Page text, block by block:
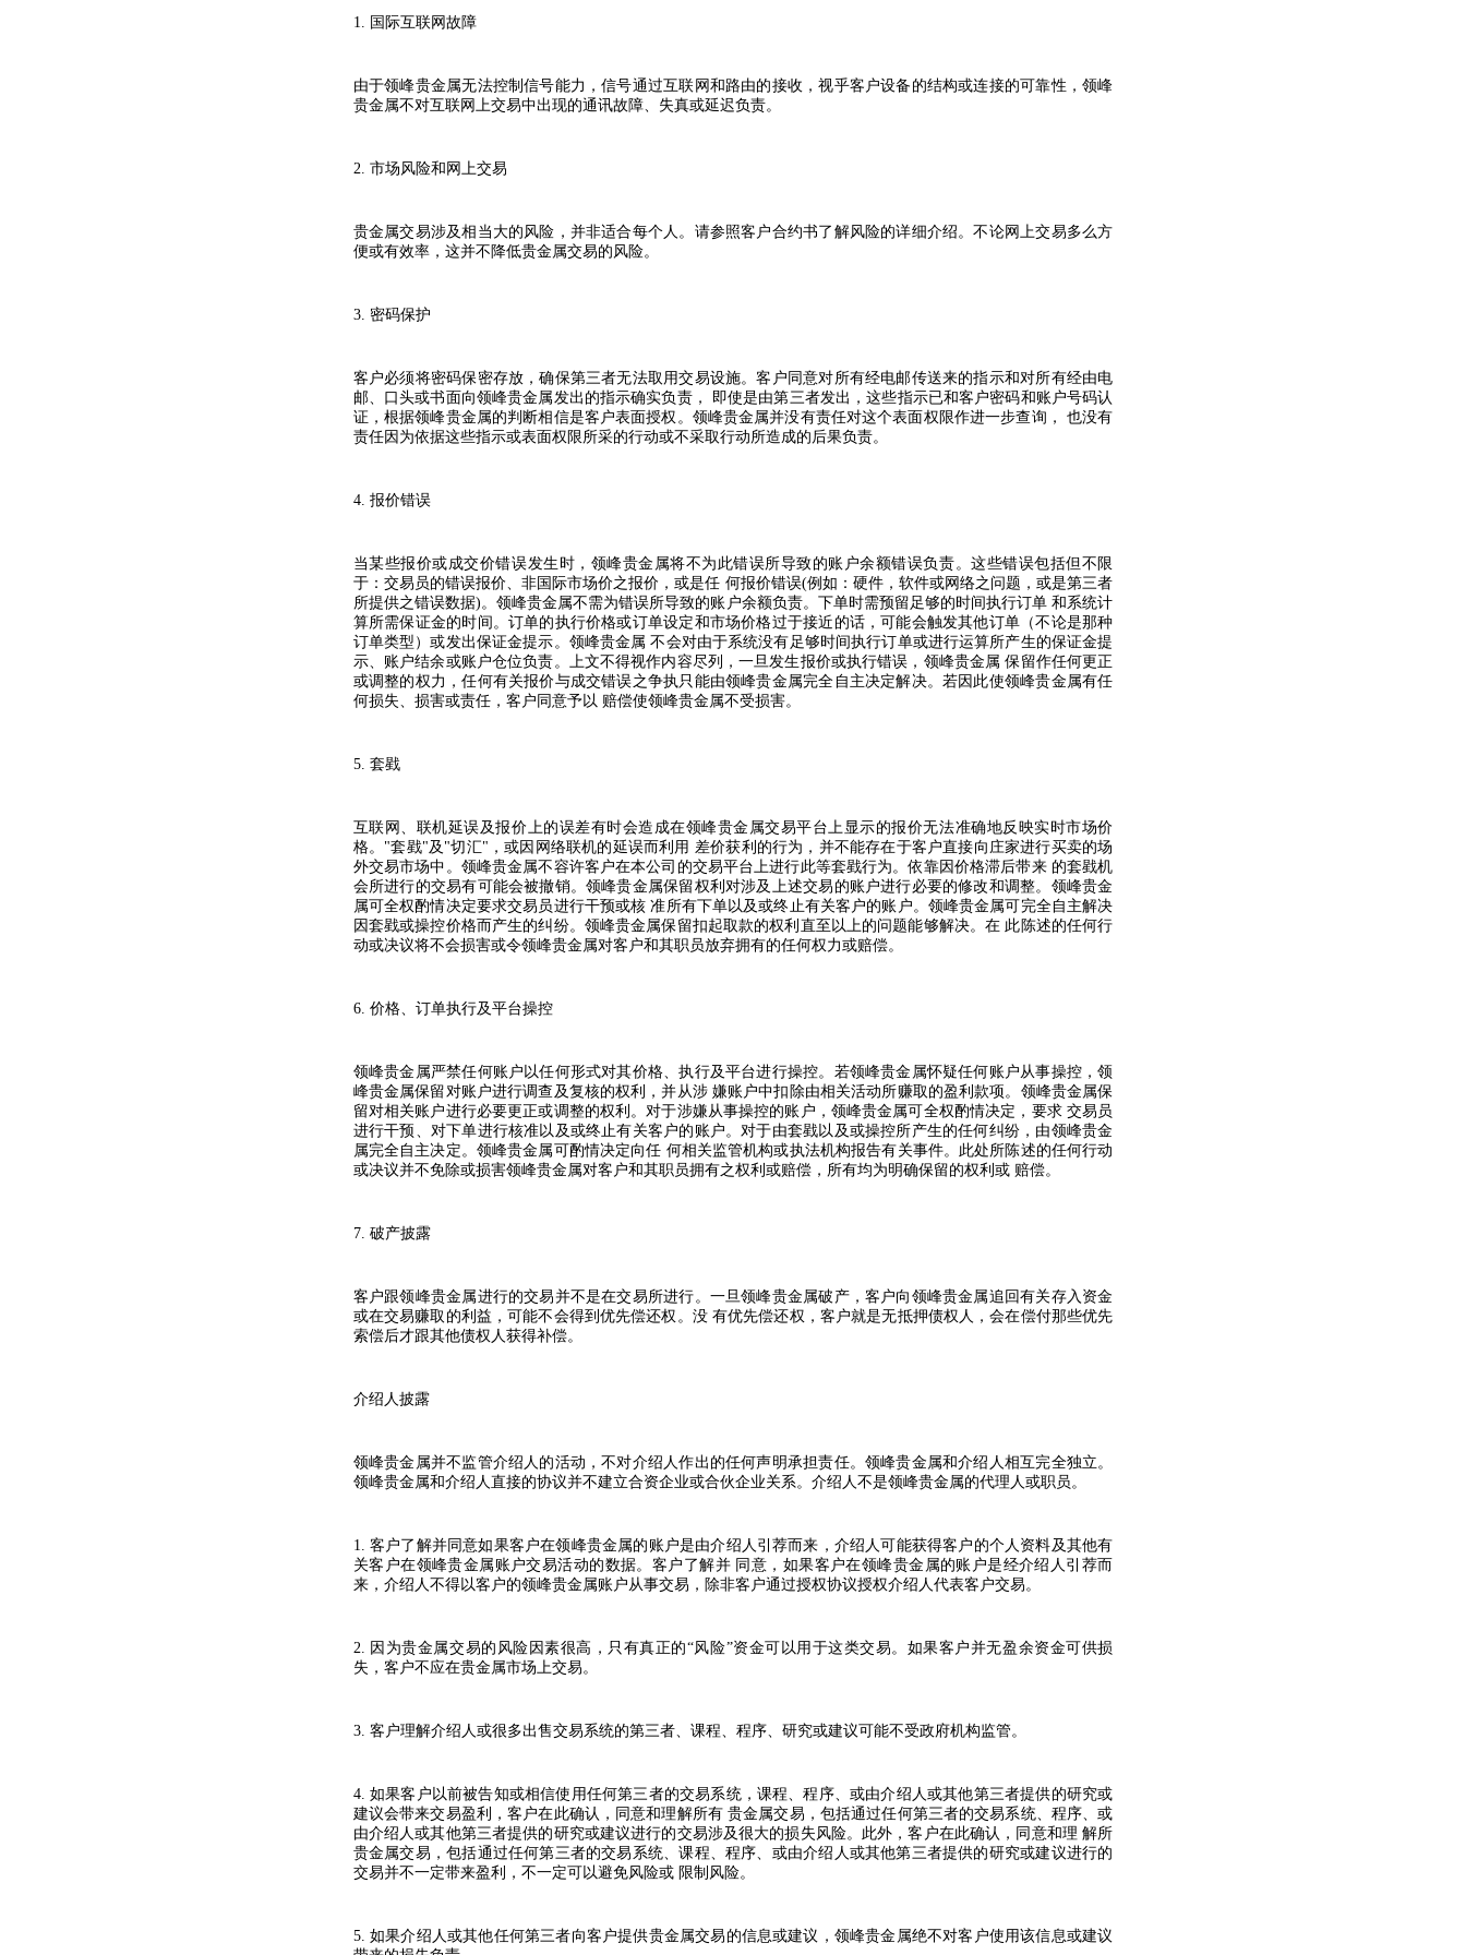
1. 国际互联网故障
由于领峰贵金属无法控制信号能力，信号通过互联网和路由的接收，视乎客户设备的结构或连接的可靠性，领峰
贵金属不对互联网上交易中出现的通讯故障、失真或延迟负责。
2. 市场风险和网上交易
贵金属交易涉及相当大的风险，并非适合每个人。请参照客户合约书了解风险的详细介绍。不论网上交易多么方
便或有效率，这并不降低贵金属交易的风险。
3. 密码保护
客户必须将密码保密存放，确保第三者无法取用交易设施。客户同意对所有经电邮传送来的指示和对所有经由电
邮、口头或书面向领峰贵金属发出的指示确实负责，
即使是由第三者发出，这些指示已和客户密码和账户号码认
证，根据领峰贵金属的判断相信是客户表面授权。领峰贵金属并没有责任对这个表面权限作进一步查询，
也没有
责任因为依据这些指示或表面权限所采的行动或不采取行动所造成的后果负责。
4. 报价错误
当某些报价或成交价错误发生时，领峰贵金属将不为此错误所导致的账户余额错误负责。这些错误包括但不限
于：交易员的错误报价、非国际市场价之报价，或是任 何报价错误(例如：硬件，软件或网络之问题，或是第三者
所提供之错误数据)。领峰贵金属不需为错误所导致的账户余额负责。下单时需预留足够的时间执行订单 和系统计
算所需保证金的时间。订单的执行价格或订单设定和市场价格过于接近的话，可能会触发其他订单（不论是那种
订单类型）或发出保证金提示。领峰贵金属 不会对由于系统没有足够时间执行订单或进行运算所产生的保证金提
示、账户结余或账户仓位负责。上文不得视作内容尽列，一旦发生报价或执行错误，领峰贵金属 保留作任何更正
或调整的权力，任何有关报价与成交错误之争执只能由领峰贵金属完全自主决定解决。若因此使领峰贵金属有任
何损失、损害或责任，客户同意予以 赔偿使领峰贵金属不受损害。
5. 套戥
互联网、联机延误及报价上的误差有时会造成在领峰贵金属交易平台上显示的报价无法准确地反映实时市场价
格。 "套戥"及 "切汇" ，或因网络联机的延误而利用 差价获利的行为，并不能存在于客户直接向庄家进行买卖的场
外交易市场中。领峰贵金属不容许客户在本公司的交易平台上进行此等套戥行为。依靠因价格滞后带来 的套戥机
会所进行的交易有可能会被撤销。领峰贵金属保留权利对涉及上述交易的账户进行必要的修改和调整。领峰贵金
属可全权酌情决定要求交易员进行干预或核 准所有下单以及或终止有关客户的账户。领峰贵金属可完全自主解决
因套戥或操控价格而产生的纠纷。领峰贵金属保留扣起取款的权利直至以上的问题能够解决。在 此陈述的任何行
动或决议将不会损害或令领峰贵金属对客户和其职员放弃拥有的任何权力或赔偿。
6. 价格、订单执行及平台操控
领峰贵金属严禁任何账户以任何形式对其价格、执行及平台进行操控。若领峰贵金属怀疑任何账户从事操控，领
峰贵金属保留对账户进行调查及复核的权利，并从涉 嫌账户中扣除由相关活动所赚取的盈利款项。领峰贵金属保
留对相关账户进行必要更正或调整的权利。对于涉嫌从事操控的账户，领峰贵金属可全权酌情决定，要求 交易员
进行干预、对下单进行核准以及或终止有关客户的账户。对于由套戥以及或操控所产生的任何纠纷，由领峰贵金
属完全自主决定。领峰贵金属可酌情决定向任 何相关监管机构或执法机构报告有关事件。此处所陈述的任何行动
或决议并不免除或损害领峰贵金属对客户和其职员拥有之权利或赔偿，所有均为明确保留的权利或 赔偿。
7. 破产披露
客户跟领峰贵金属进行的交易并不是在交易所进行。一旦领峰贵金属破产，客户向领峰贵金属追回有关存入资金
或在交易赚取的利益，可能不会得到优先偿还权。没 有优先偿还权，客户就是无抵押债权人，会在偿付那些优先
索偿后才跟其他债权人获得补偿。
介绍人披露
领峰贵金属并不监管介绍人的活动，不对介绍人作出的任何声明承担责任。领峰贵金属和介绍人相互完全独立。
领峰贵金属和介绍人直接的协议并不建立合资企业或合伙企业关系。介绍人不是领峰贵金属的代理人或职员。
1.客户了解并同意如果客户在领峰贵金属的账户是由介绍人引荐而来，介绍人可能获得客户的个人资料及其他有
关客户在领峰贵金属账户交易活动的数据。客户了解并 同意，如果客户在领峰贵金属的账户是经介绍人引荐而
来，介绍人不得以客户的领峰贵金属账户从事交易，除非客户通过授权协议授权介绍人代表客户交易。
2. 因为贵金属交易的风险因素很高，只有真正的“风险”资金可以用于这类交易。如果客户并无盈余资金可供损
失，客户不应在贵金属市场上交易。
3. 客户理解介绍人或很多出售交易系统的第三者、课程、程序、研究或建议可能不受政府机构监管。
4.如果客户以前被告知或相信使用任何第三者的交易系统，课程、程序、或由介绍人或其他第三者提供的研究或
建议会带来交易盈利，客户在此确认，同意和理解所有 贵金属交易，包括通过任何第三者的交易系统、程序、或
由介绍人或其他第三者提供的研究或建议进行的交易涉及很大的损失风险。此外，客户在此确认，同意和理 解所
贵金属交易，包括通过任何第三者的交易系统、课程、程序、或由介绍人或其他第三者提供的研究或建议进行的
交易并不一定带来盈利，不一定可以避免风险或 限制风险。
5.如果介绍人或其他任何第三者向客户提供贵金属交易的信息或建议，领峰贵金属绝不对客户使用该信息或建议